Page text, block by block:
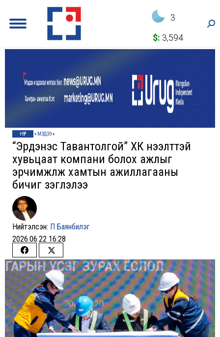
3
$: 3,594
НҮҮР » МЭДЭЭ»
“Эрдэнэс Тавантолгой” ХК нээлттэй
хувьцаат компани болох ажлыг
эрчимжүүлж хамтын ажиллагааны
бичиг үзэглэлээ
Нийтэлсэн: П Баянбилэг
2026.06.22 16:28
Share
on
Facebook
Share
on
Twitter